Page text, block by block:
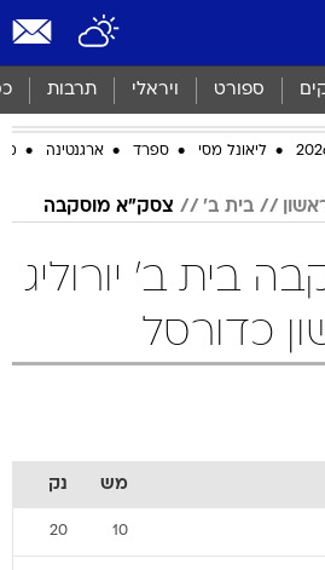
ספורט ויראלי תרבות
ליאונל מסי ספרד ארגנטינה
בית ב' צסק"א מוסקבה
בית ב' יורוליג
כדורסל
מש נק
10
20